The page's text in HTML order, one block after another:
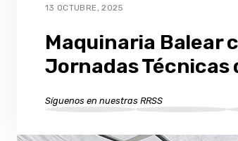
13 OCTUBRE, 2025
Maquinaria Balear
Jornadas Técnicas
Síguenos en nuestras RRSS